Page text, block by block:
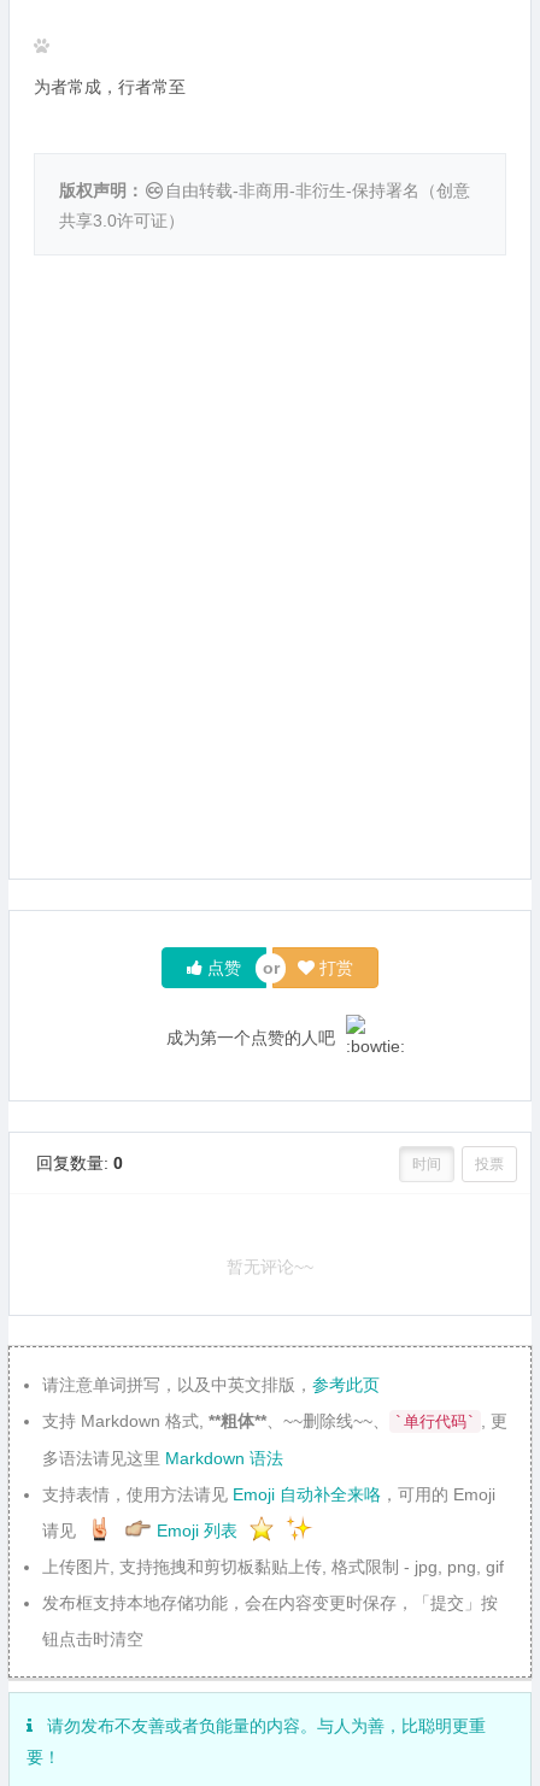
为者常成，行者常至
版权声明： 自由转载-非商用-非衍生-保持署名（创意
共享3.0许可证）
点赞 打赏
成为第一个点赞的人吧
回复数量: 0 时间 投票
暂无评论~~
请注意单词拼写，以及中英文排版， 参考此页
支持 Markdown 格式, **粗体** 、~~删除线~~、 `单行代码`
, 更
多语法请见这里 Markdown 语法
支持表情，使用方法请见 Emoji 自动补全来咯 ，可用的 Emoji
请见
Emoji 列表
上传图片, 支持拖拽和剪切板黏贴上传, 格式限制 - jpg, png, gif
发布框支持本地存储功能，会在内容变更时保存，「提交」按
钮点击时清空
请勿发布不友善或者负能量的内容。与人为善，比聪明更重
要！